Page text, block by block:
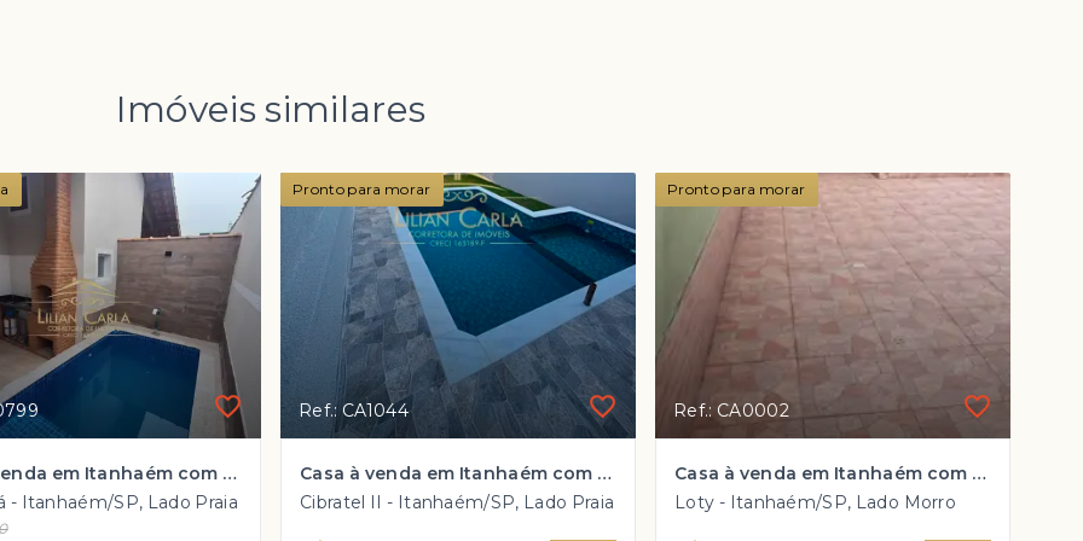
Imóveis similares
Casa à venda em Itanhaém com 3 dorm, 2 suítes e PISCINA por R$ 419 mil
- Itanhaém/SP, Lado Praia
Pronto para morar
Ref.: CA1044
Casa à venda em Itanhaém com 2 dorm, 1 suíte e PISCINA por R$ 433 mil
Cibratel II - Itanhaém/SP, Lado Praia
Pronto para morar
Ref.: CA0002
Casa à venda em Itanhaém com 2 dorm Garagem para 6 carros por apenas R$ 310 mil!!
Loty - Itanhaém/SP, Lado Morro